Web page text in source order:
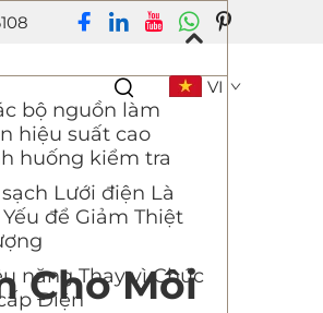
VI
Cho Môi
bộ nguồn làm
hiệu suất cao
huống kiểm tra
Lưới điện Là
Yếu để Giảm Thiệt
năng Thay vì Chức
Điện